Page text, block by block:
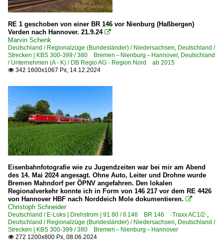
Niederlande
Dieseltriebzüge
3400 · DM 90 Buffel
RE 1 geschoben von einer BR 146 vor Nienburg (Haßbergen)
Verden nach Hannover. 21.9.24 
Marvin Schenk
Deutschland / Regionalzüge (Bundesländer) / Niedersachsen, Deutschland /
Strecken | KBS 300-399 / 380 Bremen – Nienburg – Hannover, Deutschland
/ Unternehmen (A - K) / DB Regio AG - Region Nord ab 2015
 342 1600x1067 Px, 14.12.2024
Eisenbahnfotografie wie zu Jugendzeiten war bei mir am Abend
des 14. Mai 2024 angesagt. Ohne Auto, Leiter und Drohne wurde
Bremen Mahndorf per ÖPNV angefahren. Den lokalen
Regionalverkehr konnte ich in Form von 146 217 vor dem RE 4426
von Hannover HBF nach Norddeich Mole dokumentieren. 
Christoph Schneider
Deutschland / E-Loks | Drehstrom | 91 80 / 6 146 BR 146 ·Traxx AC1/2·,
Deutschland / Regionalzüge (Bundesländer) / Niedersachsen, Deutschland /
Strecken | KBS 300-399 / 380 Bremen – Nienburg – Hannover
 272 1200x800 Px, 08.06.2024